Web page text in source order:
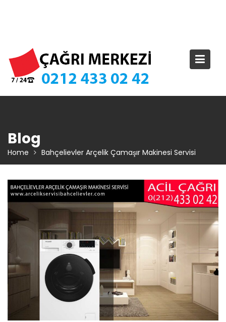
Blog
Home Bahçelievler Arçelik Çamaşır Makinesi Servisi